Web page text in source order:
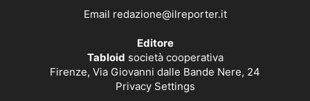
Email redazione@ilreporter.it
Editore
Tabloid società cooperativa
Firenze, Via Giovanni dalle Bande Nere, 24
Privacy Settings